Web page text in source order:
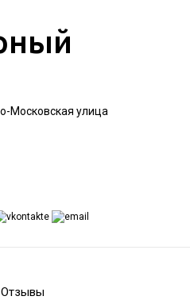
Московская улица
Отзывы